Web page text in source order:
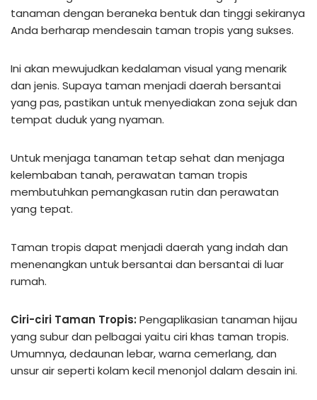
tanaman dengan beraneka bentuk dan tinggi sekiranya
Anda berharap mendesain taman tropis yang sukses.
Ini akan mewujudkan kedalaman visual yang menarik
dan jenis. Supaya taman menjadi daerah bersantai
yang pas, pastikan untuk menyediakan zona sejuk dan
tempat duduk yang nyaman.
Untuk menjaga tanaman tetap sehat dan menjaga
kelembaban tanah, perawatan taman tropis
membutuhkan pemangkasan rutin dan perawatan
yang tepat.
Taman tropis dapat menjadi daerah yang indah dan
menenangkan untuk bersantai dan bersantai di luar
rumah.
Ciri-ciri Taman Tropis: Pengaplikasian tanaman hijau
yang subur dan pelbagai yaitu ciri khas taman tropis.
Umumnya, dedaunan lebar, warna cemerlang, dan
unsur air seperti kolam kecil menonjol dalam desain ini.